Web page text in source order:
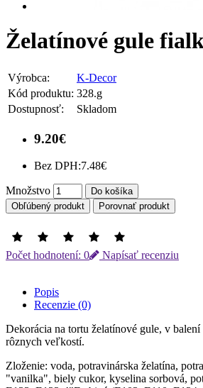
Želatínové gule
Výrobca:
K-Decor
Kód produktu: 328.g
Dostupnosť:
Skladom
9.20€
Bez DPH:7.48€
Množstvo
Do košíka
Obľúbený produkt
Porovnať produkt
Počet hodnotení: 0 Napísať recenziu
Popis
Recenzie (0)
Dekorácia na tortu želatínové gule, v
rôznych veľkostí.
Zloženie: voda, potravinárska želatína,
"vanilka", biely cukor, kyselina sorbová,